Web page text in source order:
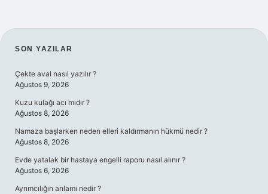
SIDEBAR
SON YAZILAR
Çekte aval nasıl yazılır ?
Ağustos 9, 2026
Kuzu kulağı acı mıdır ?
Ağustos 8, 2026
Namaza başlarken neden elleri kaldırmanın hükmü nedir ?
Ağustos 8, 2026
Evde yatalak bir hastaya engelli raporu nasıl alınır ?
Ağustos 6, 2026
Ayrımcılığın anlamı nedir ?